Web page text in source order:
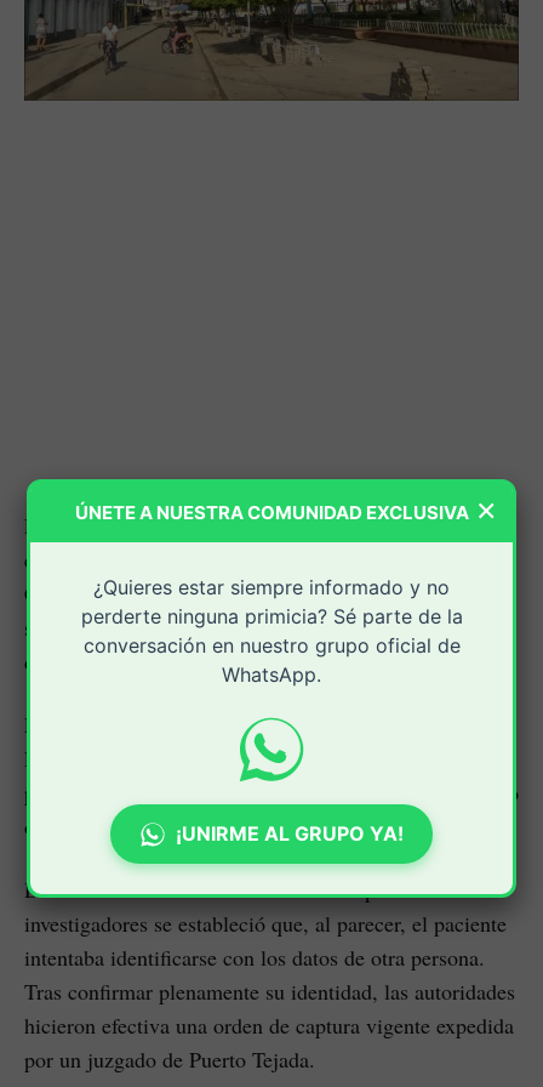
Las autoridades dieron un nuevo golpe contra las
estructuras delincuenciales que operan en el norte del
Cauca con la captura deY.S.P.V., aliasYoimar,
señalado por los investigadores como presunto cabecilla
de la pandillaLos Justinos.
La captura fue realizada por funcionarios de la Sijín de
Puerto Tejada en un hospital de Cali, donde el hombre
permanecía internado tras resultar herido en un atentado
ocurrido el fin de semana anterior.
Durante las verificaciones adelantadas por los
investigadores se estableció que, al parecer, el paciente
intentaba identificarse con los datos de otra persona.
Tras confirmar plenamente su identidad, las autoridades
hicieron efectiva una orden de captura vigente expedida
por un juzgado de Puerto Tejada.
×
ÚNETE A NUESTRA COMUNIDAD EXCLUSIVA
¿Quieres estar siempre informado y no
perderte ninguna primicia? Sé parte de la
conversación en nuestro grupo oficial de
WhatsApp.
¡UNIRME AL GRUPO YA!